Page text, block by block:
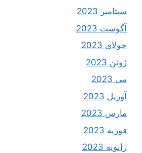
سپتامبر 2023
آگوست 2023
جولای 2023
ژوئن 2023
می 2023
آوریل 2023
مارس 2023
فوریه 2023
ژانویه 2023